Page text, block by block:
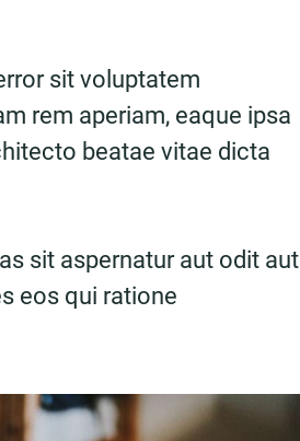
sit voluptatem
rem aperiam, eaque ipsa
beatae vitae dicta
sit aspernatur aut odit aut
eos qui ratione